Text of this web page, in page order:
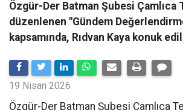
Özgür-Der Batman Şubesi Çamlıca
düzenlenen "Gündem
kapsamında, Rıdvan Kaya konuk
19 Nisan 2026
​Özgür-Der Batman Şubesi Çamlıca